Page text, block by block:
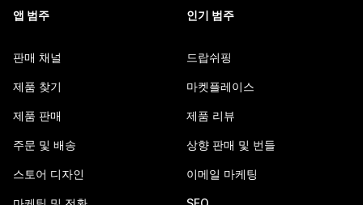
앱 범주
판매 채널
제품 찾기
제품 판매
주문 및 배송
스토어 디자인
인기 범주
드랍쉬핑
마켓플레이스
제품 리뷰
상향 판매 및 번들
이메일 마케팅